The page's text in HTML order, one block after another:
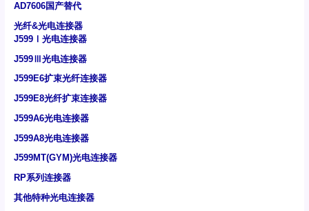
AD7606国产替代
光纤&光电连接器
J599Ⅰ光电连接器
J599Ⅲ光电连接器
J599E6扩束光纤连接器
J599E8光纤扩束连接器
J599A6光电连接器
J599A8光电连接器
J599MT(GYM)光电连接器
RP系列连接器
其他特种光电连接器